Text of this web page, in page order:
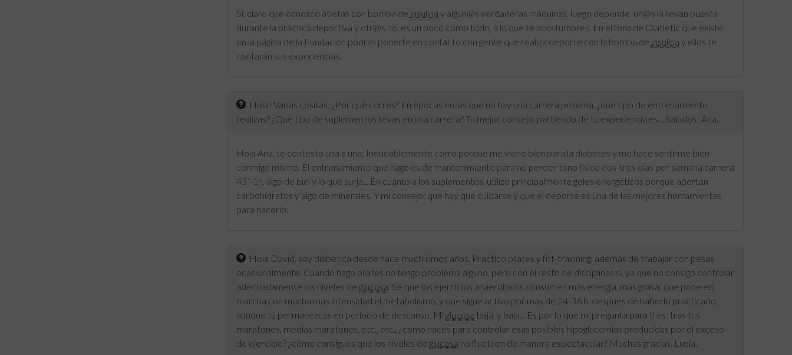
Sí, claro que conozco atletas con bomba de insulina y algun@s verdaderas máquinas, luego depende, un@s la llevan puesta
durante la práctica deportiva y otr@s no, es un poco como todo, a lo que te acostumbres. En el foro de Diatletic que existe
en la página de la Fundación podrás ponerte en contacto con gente que realiza deporte con la bomba de insulina y ellos te
contarán sus experiencias..
Hola! Varias cosillas: ¿Por qué corres? En épocas en las que no hay una carrera próxima, ¿qué tipo de entrenamiento
realizas? ¿Qué tipo de suplementos llevas en una carrera? Tu mejor consejo, partiendo de tu experiencia es... Saludos! Ana.
Hola Ana, te contesto una a una: Indudablemente corro porque me viene bien para la diabetes y me hace sentirme bien
conmigo mismo. El entrenamiento que hago es de mantenimiento para no perder tono físico dos-tres días por semana carrera
45´-1h, algo de bici y lo que surja... En cuanto a los suplementos, utilizo principalmente geles energéticos porque aportan
carbohidratos y algo de minerales. Y mi consejo: que hay que cuidarse y que el deporte es una de las mejores herramientas
para hacerlo.
Hola David, soy diabética desde hace muchísimos años. Practico pilates y fitt-trainning, además de trabajar con pesas
ocasionalmente. Cuando hago pilates no tengo problema alguno, pero con el resto de disciplinas sí, ya que no consigo controlar
adecuadamente los niveles de glucosa. Sé que los ejercicios anaeróbicos consumen más energía, más grasa; que pone en
marcha con mucha más intensidad el metabolismo, y que sigue activo por más de 24-36 h. después de haberlo practicado,
aunque tú permanezcas en periodo de descanso. Miglucosa baja, y baja... Es por lo que mi pregunta para ti es: tras tus
maratones, medias maratones, etc., etc., ¿cómo haces para controlar esas posibles hipoglucemias producidas por el exceso
de ejercicio? ¿cómo consigues que los niveles de glucosa no fluctúen de manera espectacular? Muchas gracias. Lucía.